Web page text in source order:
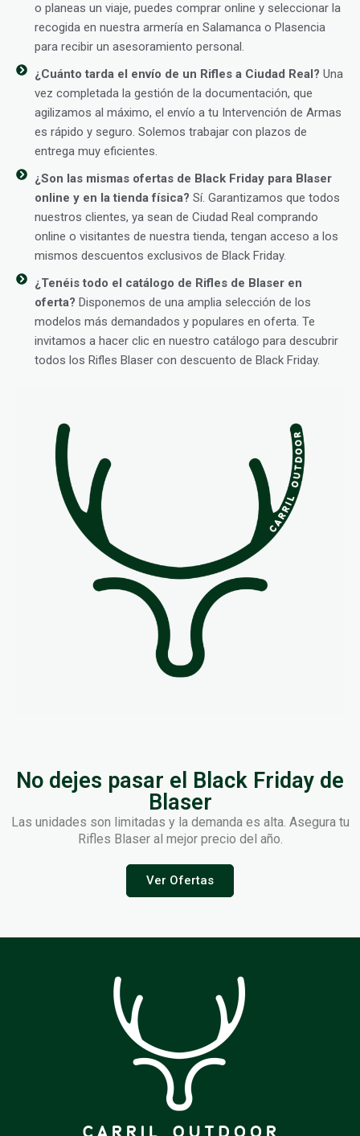
o planeas un viaje, puedes comprar online y seleccionar la
recogida en nuestra armería en Salamanca o Plasencia
para recibir un asesoramiento personal.
¿Cuánto tarda el envío de un Rifles a Ciudad Real? Una
vez completada la gestión de la documentación, que
agilizamos al máximo, el envío a tu Intervención de Armas
es rápido y seguro. Solemos trabajar con plazos de
entrega muy eficientes.
¿Son las mismas ofertas de Black Friday para Blaser
online y en la tienda física? Sí. Garantizamos que todos
nuestros clientes, ya sean de Ciudad Real comprando
online o visitantes de nuestra tienda, tengan acceso a los
mismos descuentos exclusivos de Black Friday.
¿Tenéis todo el catálogo de Rifles de Blaser en
oferta? Disponemos de una amplia selección de los
modelos más demandados y populares en oferta. Te
invitamos a hacer clic en nuestro catálogo para descubrir
todos los Rifles Blaser con descuento de Black Friday.
No dejes pasar el Black Friday de
Blaser
Las unidades son limitadas y la demanda es alta. Asegura tu
Rifles Blaser al mejor precio del año.
Ver Ofertas